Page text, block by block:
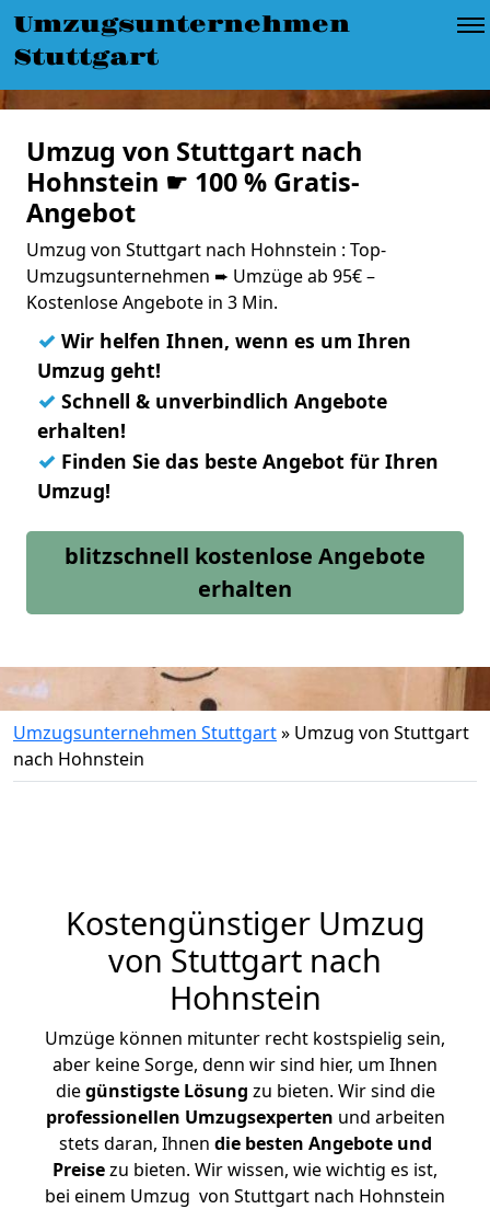
Umzugsunternehmen
Stuttgart
Umzug von Stuttgart nach
Hohnstein ☛ 100 % Gratis-
Angebot
Umzug von Stuttgart nach Hohnstein : Top-
Umzugsunternehmen ➨ Umzüge ab 95€ –
Kostenlose Angebote in 3 Min.
✓ Wir helfen Ihnen, wenn es um Ihren
Umzug geht!
✓ Schnell & unverbindlich Angebote
erhalten!
✓ Finden Sie das beste Angebot für Ihren
Umzug!
blitzschnell kostenlose Angebote
erhalten
Umzugsunternehmen Stuttgart» Umzug von Stuttgart
nach Hohnstein
Kostengünstiger Umzug
von Stuttgart nach
Hohnstein
Umzüge können mitunter recht kostspielig sein,
aber keine Sorge, denn wir sind hier, um Ihnen
diegünstigste Lösung zu bieten. Wir sind die
professionellen Umzugsexperten und arbeiten
stets daran, Ihnen die besten Angebote und
Preisezu bieten. Wir wissen, wie wichtig es ist,
bei einem Umzug von Stuttgart nach Hohnstein